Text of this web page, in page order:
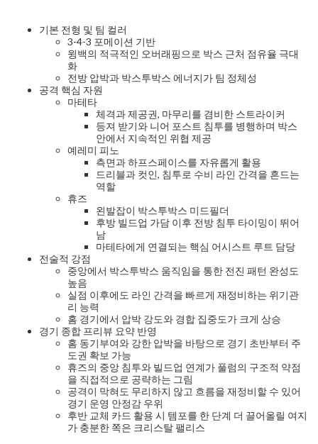
기본 전형 및 팀 컬러
3-4-3 포메이션 기반
윙백의 적극적인 오버래핑으로 박스 근처 점유율 극대
화
전방 압박과 박스투박스 에너지가 팀 정체성
공격 핵심 자원
마테타
체격과 제공권, 마무리를 겸비한 스트라이커
등져 받기와 니어 포스트 침투를 병행하며 박스
안에서 지속적인 위협 제공
예레미 피노
측면과 하프스페이스를 자유롭게 활용
드리블과 컷인, 침투로 수비 라인 간격을 흔드는
역할
휴즈
왼발잡이 박스투박스 미드필더
후방 빌드업 가담 이후 전방 침투 타이밍이 뛰어
남
마테타에게 연결되는 핵심 어시스트 루트 담당
전술적 강점
중앙에서 박스투박스 움직임을 통한 전진 패턴 완성도
높음
실점 이후에도 라인 간격을 빠르게 재정비하는 위기관
리 능력
홈 경기에서 압박 강도와 경합 집중도가 크게 상승
경기 종합 프리뷰 요약 반영
홈 동기부여와 강한 압박을 바탕으로 경기 초반부터 주
도권 확보 가능
휴즈의 중앙 침투와 빌드업 연계가 풀럼의 구조적 약점
을 직접적으로 공략하는 그림
공격이 막혀도 무리하지 않고 흐름을 재정비할 수 있어
경기 운영 안정감 우위
후반 교체 카드 활용 시 템포를 한 단계 더 끌어올릴 여지
가 충분한 쪽은 크리스탈 팰리스